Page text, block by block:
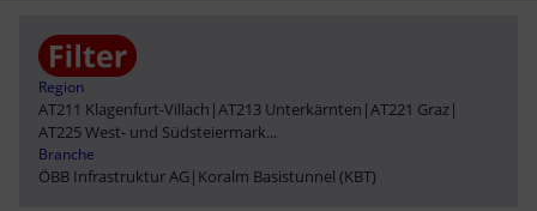
Region
AT211 Klagenfurt-Villach |AT213 Unterkärnten |AT221 Graz|
AT225 West- und Südsteiermark...
Branche
ÖBB Infrastruktur AG| Koralm Basistunnel (KBT)